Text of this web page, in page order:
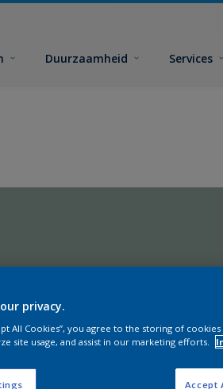
Duurzaamheid Services
privacy.
All Cookies”, you agree to the storing of
site usage, and assist in our marketing efforts.
Accept